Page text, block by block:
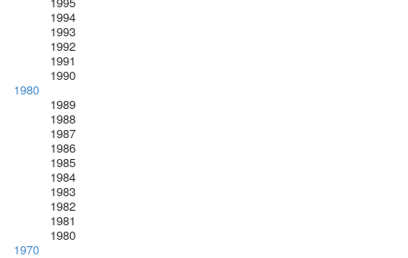
1994
1993
1992
1991
1990
1980
1989
1988
1987
1986
1985
1984
1983
1982
1981
1980
1970